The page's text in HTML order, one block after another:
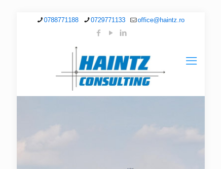
0788771188 0729771133 office@haintz.ro